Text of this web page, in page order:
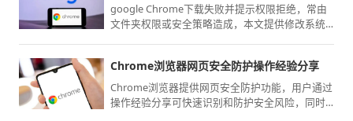
google Chrome下载失败并提示权限拒绝，常由
文件夹权限或安全策略造成，本文提供修改系统
Chrome浏览器网页安全防护操作经验分享
Chrome浏览器提供网页安全防护功能，用户通过
操作经验分享可快速识别和防护安全风险，同时